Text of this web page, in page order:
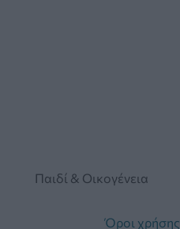
Παιδί & Οικογένεια
Όροι χρήσης